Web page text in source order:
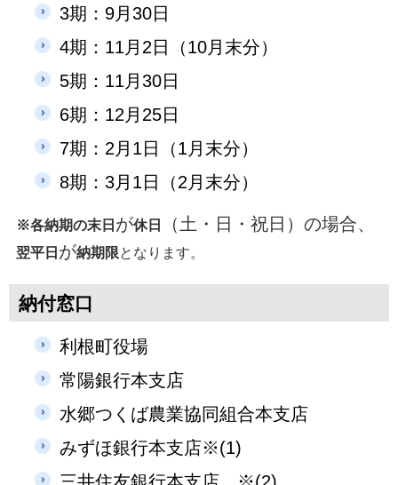
3期：9月30日
4期：11月2日（10月末分）
5期：11月30日
6期：12月25日
7期：2月1日（1月末分）
8期：3月1日（2月末分）
※各納期の末日 が休日 （土・日・祝日）の場合、
翌平日 が納期限となります。
納付窓口
利根町役場
常陽銀行本支店
水郷つくば農業協同組合本支店
みずほ銀行本支店※(1)